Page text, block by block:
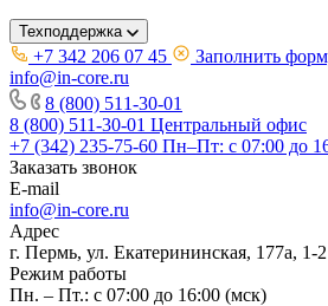
Техподдержка
+7 342 206 07 45 Заполнить
info@in-core.ru
8 (800) 511-30-01
8 (800) 511-30-01 Центральный офис
+7 (342) 235-75-60 Пн–Пт: с 07:00 до
Заказать звонок
E-mail
info@in-core.ru
Адрес
г. Пермь, ул. ​Екатерининская, 177а, ​1-
Режим работы
Пн. – Пт.: с 07:00 до 16:00 (мск)